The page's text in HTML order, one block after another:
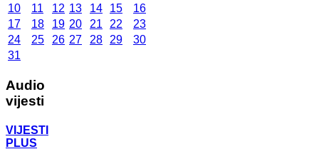
10
11 12 13 14 15
16
17
18 19 20 21 22
23
24
25 26 27 28 29
30
31
Audio
vijesti
VIJESTI
PLUS